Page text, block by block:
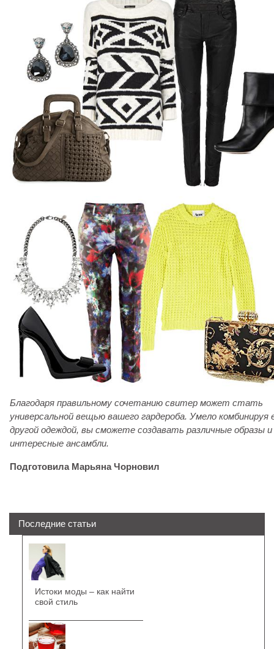
Благодаря правильному сочетанию свитер может стать
универсальной вещью вашего гардероба. Умело комбинируя
другой одеждой, вы сможете создавать различные образы и
интересные ансамбли.
Подготовила Марьяна Чорновил
Последние статьи
Истоки моды – как найти
свой стиль